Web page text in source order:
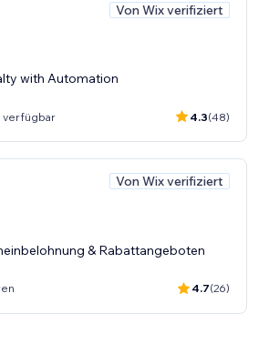
Von Wix verifiziert
with Automation
verfügbar 4.3(48)
Von Wix verifiziert
& Rabattangeboten
4.7(26)